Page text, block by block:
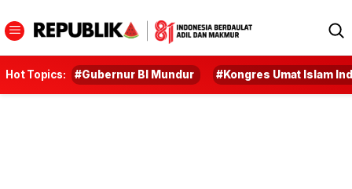
Hot Topics: #Gubernur BI Mundur #Kongres Umat Islam